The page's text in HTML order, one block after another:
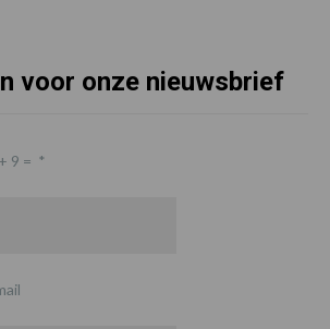
voor onze nieuwsbrief
9 = *